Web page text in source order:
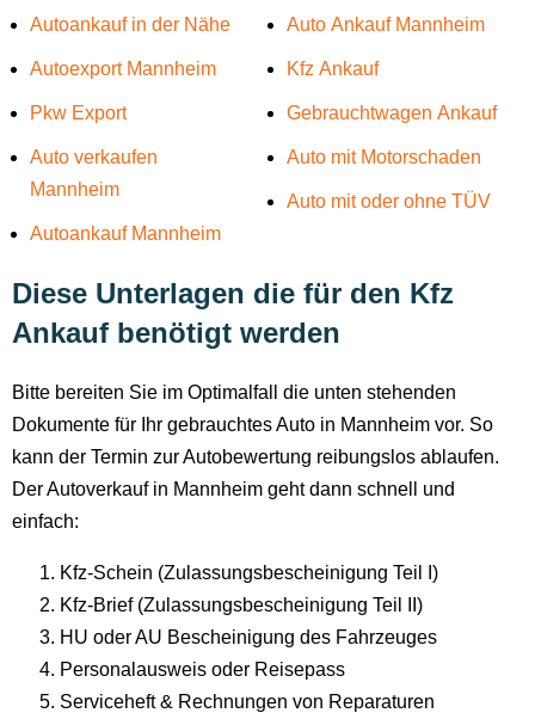
Autoankauf in der Nähe
Autoexport Mannheim
Pkw Export
Auto verkaufen
Mannheim
Autoankauf Mannheim
Auto Ankauf Mannheim
Kfz Ankauf
Gebrauchtwagen Ankauf
Auto mit Motorschaden
Auto mit oder ohne TÜV
Diese Unterlagen die für den Kfz
Ankauf benötigt werden
Bitte bereiten Sie im Optimalfall die unten stehenden
Dokumente für Ihr gebrauchtes Auto in Mannheim vor. So
kann der Termin zur Autobewertung reibungslos ablaufen.
Der Autoverkauf in Mannheim geht dann schnell und
einfach:
Kfz-Schein (Zulassungsbescheinigung Teil I)
Kfz-Brief (Zulassungsbescheinigung Teil II)
HU oder AU Bescheinigung des Fahrzeuges
Personalausweis oder Reisepass
Serviceheft & Rechnungen von Reparaturen